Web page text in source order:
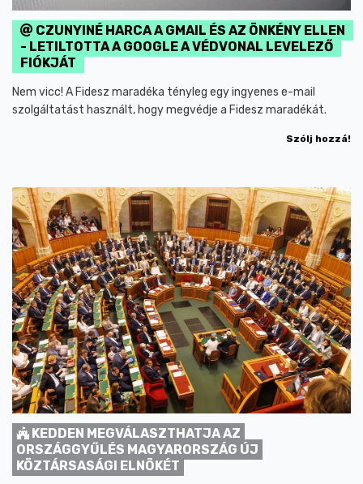
CZUNYINÉ HARCA A GMAIL ÉS AZ ÖNKÉNY ELLEN
- LETILTOTTA A GOOGLE A VÉDVONAL LEVELEZŐ
FIÓKJÁT
Nem vicc! A Fidesz maradéka tényleg egy ingyenes e-mail
szolgáltatást használt, hogy megvédje a Fidesz maradékát.
Szólj hozzá!
KEDDEN MEGVÁLASZTHATJA AZ
ORSZÁGGYŰLÉS MAGYARORSZÁG ÚJ
KÖZTÁRSASÁGI ELNÖKÉT